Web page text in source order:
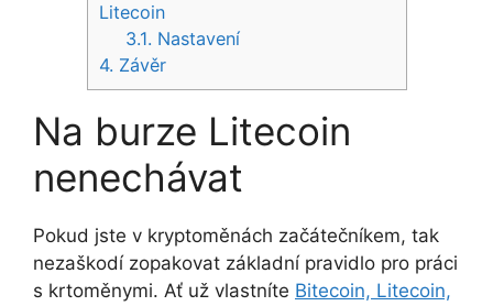
Litecoin
3.1. Nastavení
4. Závěr
Na burze Litecoin
nenechávat
Pokud jste v kryptoměnách začátečníkem, tak
nezaškodí zopakovat základní pravidlo pro práci
s krtoměnymi. Ať už vlastníte Bitecoin, Litecoin,